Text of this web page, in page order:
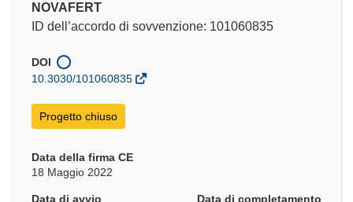
NOVAFERT
ID dell’accordo di sovvenzione: 101060835
DOI
10.3030/101060835
Progetto chiuso
Data della firma CE
18 Maggio 2022
Data di avvio
Data di completamento